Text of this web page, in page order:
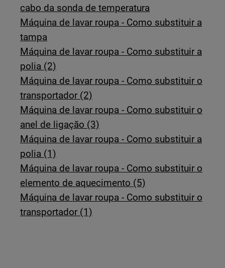
cabo da sonda de temperatura
Máquina de lavar roupa - Como substituir a
tampa
Máquina de lavar roupa - Como substituir a
polia (2)
Máquina de lavar roupa - Como substituir o
transportador (2)
Máquina de lavar roupa - Como substituir o
anel de ligação (3)
Máquina de lavar roupa - Como substituir a
polia (1)
Máquina de lavar roupa - Como substituir o
elemento de aquecimento (5)
Máquina de lavar roupa - Como substituir o
transportador (1)